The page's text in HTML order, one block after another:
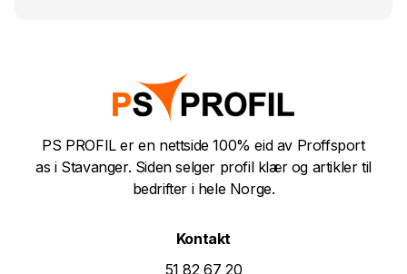
PS PROFIL er en nettside 100% eid av Proffsport
as i Stavanger. Siden selger profil klær og artikler til
bedrifter i hele Norge.
Kontakt
51 82 67 20